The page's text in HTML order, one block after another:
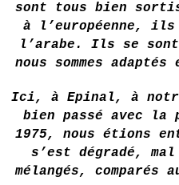
sont tous bien
à l’européenne,
l’arabe. Ils se
nous sommes
Ici, à Epinal, à
bien passé avec la
1975, nous étions
s’est dégradé,
mélangés,